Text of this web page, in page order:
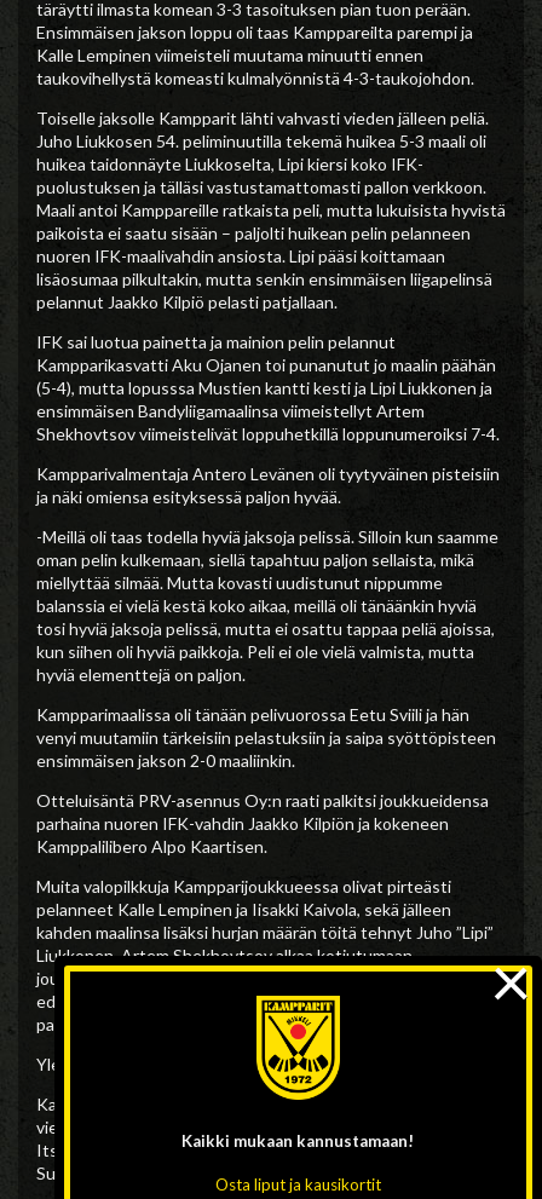
täräytti ilmasta komean 3-3 tasoituksen pian tuon perään.
Ensimmäisen jakson loppu oli taas Kamppareilta parempi ja
Kalle Lempinen viimeisteli muutama minuutti ennen
taukovihellystä komeasti kulmalyönnistä 4-3-taukojohdon.
Toiselle jaksolle Kampparit lähti vahvasti vieden jälleen peliä.
Juho Liukkosen 54. peliminuutilla tekemä huikea 5-3 maali oli
huikea taidonnäyte Liukkoselta, Lipi kiersi koko IFK-
puolustuksen ja tälläsi vastustamattomasti pallon verkkoon.
Maali antoi Kamppareille ratkaista peli, mutta lukuisista hyvistä
paikoista ei saatu sisään – paljolti huikean pelin pelanneen
nuoren IFK-maalivahdin ansiosta. Lipi pääsi koittamaan
lisäosumaa pilkultakin, mutta senkin ensimmäisen liigapelinsä
pelannut Jaakko Kilpiö pelasti patjallaan.
IFK sai luotua painetta ja mainion pelin pelannut
Kampparikasvatti Aku Ojanen toi punanutut jo maalin päähän
(5-4), mutta lopusssa Mustien kantti kesti ja Lipi Liukkonen ja
ensimmäisen Bandyliigamaalinsa viimeistellyt Artem
Shekhovtsov viimeistelivät loppuhetkillä loppunumeroiksi 7-4.
Kampparivalmentaja Antero Levänen oli tyytyväinen pisteisiin
ja näki omiensa esityksessä paljon hyvää.
-Meillä oli taas todella hyviä jaksoja pelissä. Silloin kun saamme
oman pelin kulkemaan, siellä tapahtuu paljon sellaista, mikä
miellyttää silmää. Mutta kovasti uudistunut nippumme
balanssia ei vielä kestä koko aikaa, meillä oli tänäänkin hyviä
tosi hyviä jaksoja pelissä, mutta ei osattu tappaa peliä ajoissa,
kun siihen oli hyviä paikkoja. Peli ei ole vielä valmista, mutta
hyviä elementtejä on paljon.
Kampparimaalissa oli tänään pelivuorossa Eetu Sviili ja hän
venyi muutamiin tärkeisiin pelastuksiin ja saipa syöttöpisteen
ensimmäisen jakson 2-0 maaliinkin.
Otteluisäntä PRV-asennus Oy:n raati palkitsi joukkueidensa
parhaina nuoren IFK-vahdin Jaakko Kilpiön ja kokeneen
Kamppalilibero Alpo Kaartisen.
Muita valopilkkuja Kampparijoukkueessa olivat pirteästi
pelanneet Kalle Lempinen ja Iisakki Kaivola, sekä jälleen
kahden maalinsa lisäksi hurjan määrän töitä tehnyt Juho ”Lipi”
Liukkonen. Artem Shekhovtsov alkaa kotiutumaan
joukkueeseen hyvin ja osoitti päivän pelissä, että hänen
edesottamuksistaan saadaan taatusti nauttia kauden mittaan
paljon.
Yleisöä oli Hänskissä tänään reilut 400.
Kampparit matkaa ensi keskiviikkona 30.11. Jyväskylään JPS:n
vieraaksi ja pelaa seuraavan kotiottelunsa Hänskissä
Itsenäisyyspäivänä 6.12. jolloin vieraaksi saapuu hallitseva
Suomenmestari Botnia Helsingistä.
Kaikki mukaan kannustamaan!
Osta liput ja kausikortit
×